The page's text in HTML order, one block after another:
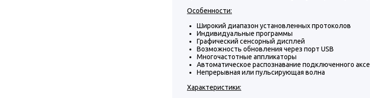
Особенности:
Широкий диапазон установленных протоколов
Индивидуальные программы
Графический сенсорный дисплей
Возможность обновления через порт USB
Многочастотные аппликаторы
Автоматическое распознавание подключенного
Непрерывная или пульсирующая волна
Характеристики: